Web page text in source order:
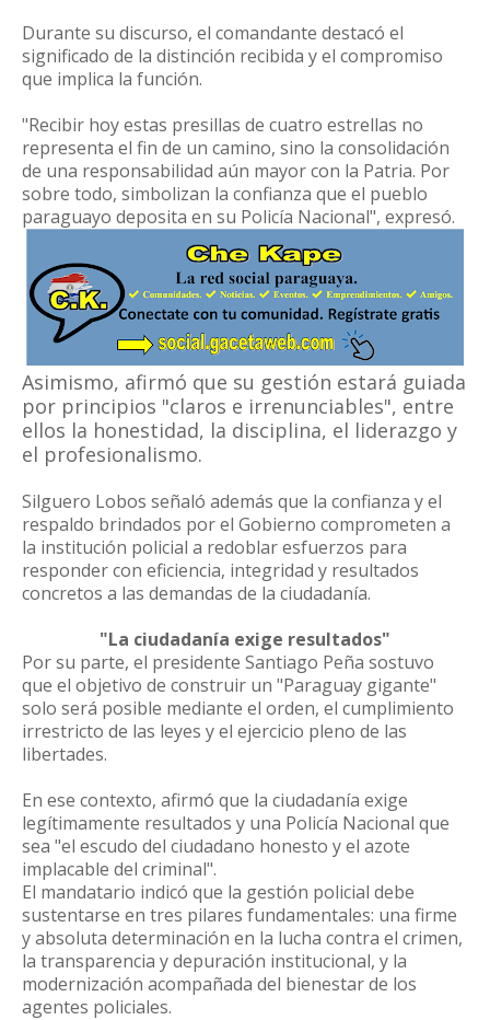
Durante su discurso, el comandante destacó el
significado de la distinción recibida y el compromiso
que implica la función.
"Recibir hoy estas presillas de cuatro estrellas no
representa el fin de un camino, sino la consolidación
de una responsabilidad aún mayor con la Patria. Por
sobre todo, simbolizan la confianza que el pueblo
paraguayo deposita en su Policía Nacional", expresó.
Asimismo, afirmó que su gestión estará guiada
por principios "claros e irrenunciables", entre
ellos la honestidad, la disciplina, el liderazgo y
el profesionalismo.
Silguero Lobos señaló además que la confianza y el
respaldo brindados por el Gobierno comprometen a
la institución policial a redoblar esfuerzos para
responder con eficiencia, integridad y resultados
concretos a las demandas de la ciudadanía.
"La ciudadanía exige resultados"
Por su parte, el presidente Santiago Peña sostuvo
que el objetivo de construir un "Paraguay gigante"
solo será posible mediante el orden, el cumplimiento
irrestricto de las leyes y el ejercicio pleno de las
libertades.
En ese contexto, afirmó que la ciudadanía exige
legítimamente resultados y una Policía Nacional que
sea "el escudo del ciudadano honesto y el azote
implacable del criminal".
El mandatario indicó que la gestión policial debe
sustentarse en tres pilares fundamentales: una firme
y absoluta determinación en la lucha contra el crimen,
la transparencia y depuración institucional, y la
modernización acompañada del bienestar de los
agentes policiales.